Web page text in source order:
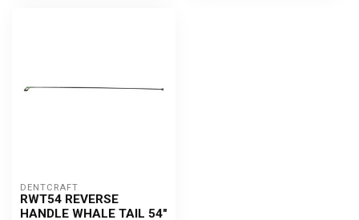
DENTCRAFT
RWT54 REVERSE
HANDLE WHALE TAIL 54"